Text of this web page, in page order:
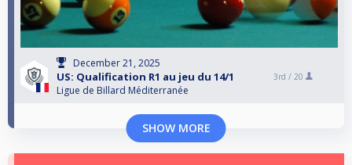
December 21, 2025
US: Qualification R1 au jeu du 14/1
Ligue de Billard Méditerranée
3rd / 20
SHOW MORE